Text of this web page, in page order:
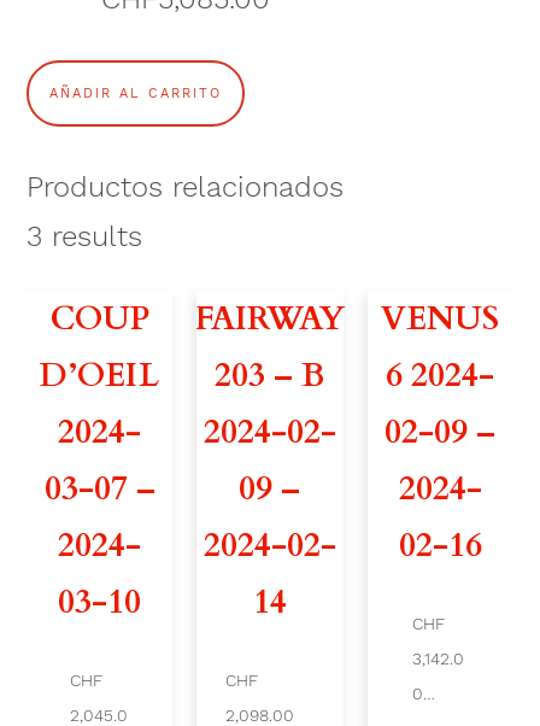
V
O
L
G
3
AÑADIR AL CARRITO
Productos relacionados
3 results
COUP
D’OEIL
2024-
03-07 –
2024-
03-10
CHF
2,045.0
FAIRWAY
203 – B
2024-02-
09 –
2024-02-
14
CHF
2,098.00
VENUS
6 2024-
02-09 –
2024-
02-16
CHF
3,142.0
0